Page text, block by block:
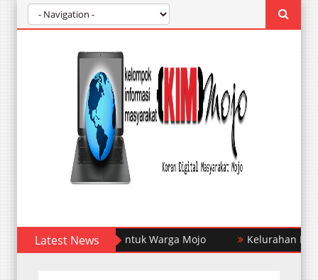
Latest News
Pendidikan Untuk Warga Mojo Kelurahan Mojo